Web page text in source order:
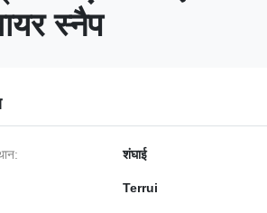
स्नैप
शंघाई
Terrui